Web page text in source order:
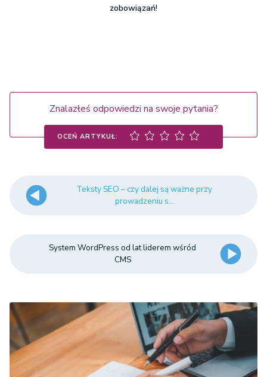
zobowiązań!
Znalazłeś odpowiedzi na swoje pytania?
OCEŃ ARTYKUŁ:
Teksty SEO – czy dalej są ważne przy
prowadzeniu s...
System WordPress od lat liderem wśród
CMS